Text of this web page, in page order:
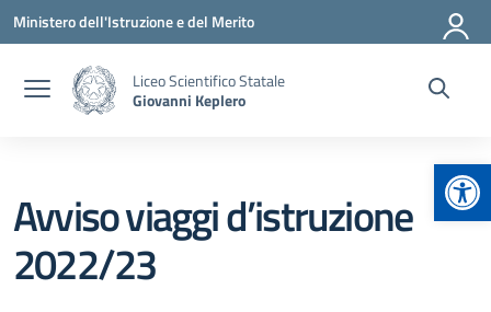
Vai ai contenuti
Vai al menu di navigazione
Vai al footer
Ministero dell'Istruzione e del Merito
Liceo Scientifico Statale
Giovanni Keplero
Avviso viaggi d’istruzione
2022/23